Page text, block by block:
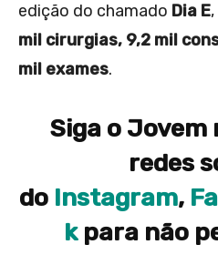
edição do chamado Dia E
mil cirurgias, 9,2 mil
mil exames.
Siga o Jovem
redes
do Instagram,
k para não